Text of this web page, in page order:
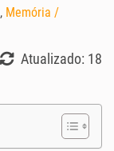
, Memória /
Atualizado: 18